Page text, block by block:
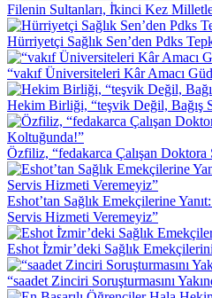
Filenin Sultanları, İ̇kinci Kez
Hürriyetçi Sağlık Sen’den Pdks
“vakıf Üniversiteleri Kâr Amacı
Hekim Birliği, “teşvik Değil, Bağış
Özfiliz, “fedakarca Çalışan
Eshot’tan Sağlık Emekçilerine
Servis Hizmeti Veremeyiz”
Eshot İ̇zmir’deki Sağlık
“saadet Zinciri Soruşturmasını